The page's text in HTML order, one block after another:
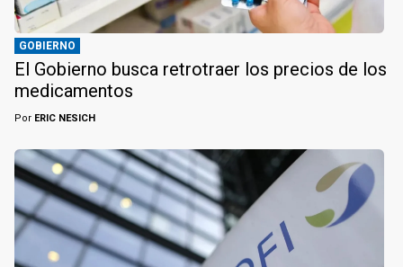
GOBIERNO
El Gobierno busca retrotraer los precios de los
medicamentos
Por ERIC NESICH